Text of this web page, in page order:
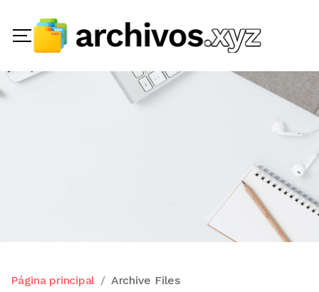
Página principal
Archive Files